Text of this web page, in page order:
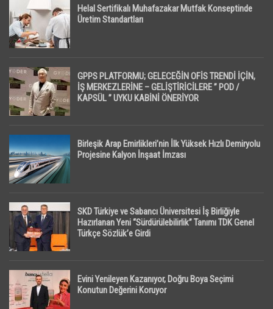
Helal Sertifikalı Muhafazakar Mutfak Konseptinde
Üretim Standartları
GPPS PLATFORMU; GELECEĞİN OFİS TRENDİ İÇİN,
İŞ MERKEZLERİNE – GELİŞTİRİCİLERE ” POD /
KAPSÜL ” UYKU KABİNİ ÖNERİYOR
Birleşik Arap Emirlikleri’nin İlk Yüksek Hızlı Demiryolu
Projesine Kalyon İnşaat İmzası
SKD Türkiye ve Sabancı Üniversitesi İş Birliğiyle
Hazırlanan Yeni “Sürdürülebilirlik” Tanımı TDK Genel
Türkçe Sözlük’e Girdi
Evini Yenileyen Kazanıyor, Doğru Boya Seçimi
Konutun Değerini Koruyor